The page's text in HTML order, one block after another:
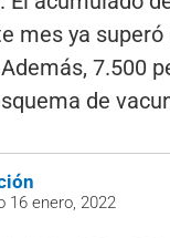
mes ya
7.500
de
16 enero, 2022